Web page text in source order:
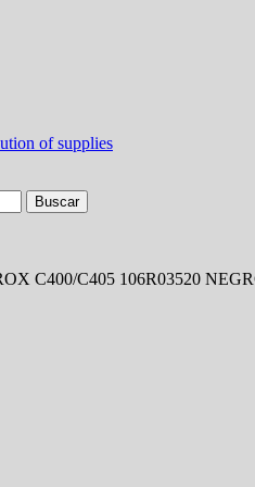
Buscar
C400/C405 106R03520